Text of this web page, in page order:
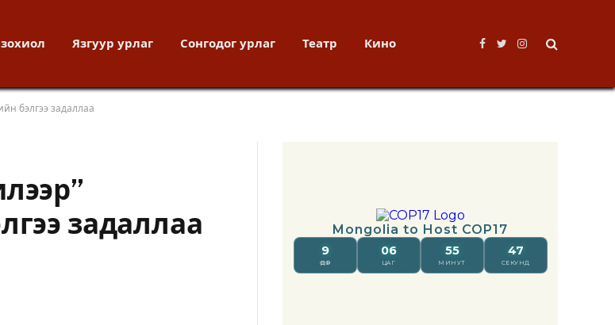
Язгуур урлаг Сонгодог урлаг Театр Кино
Facebook
TwitterInstagram
бэлгээ задаллаа
задаллаа